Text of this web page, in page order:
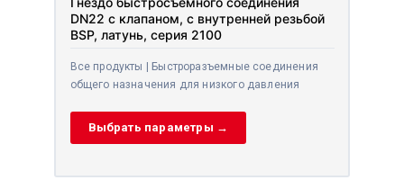
DN22 с клапаном, с внутренней резьбой
BSP, латунь, серия 2100
Все продукты | Быстроразъемные соединения
общего назначения для низкого давления
Выбрать параметры →